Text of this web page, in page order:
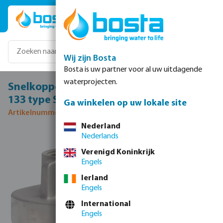
Ga naar de hoofdinhoud
Snelkoppeling RVS 316 4" binnendraad NA
133 type Storz 110A
Artikelnummer 0081316
Afbeeldingengalerij overslaan
Wij zijn Bosta
Bosta is uw partner voor al uw uitdagende
waterprojecten.
Ga winkelen op uw lokale site
Nederland
Nederlands
Verenigd Koninkrijk
Engels
Ierland
Engels
International
Engels